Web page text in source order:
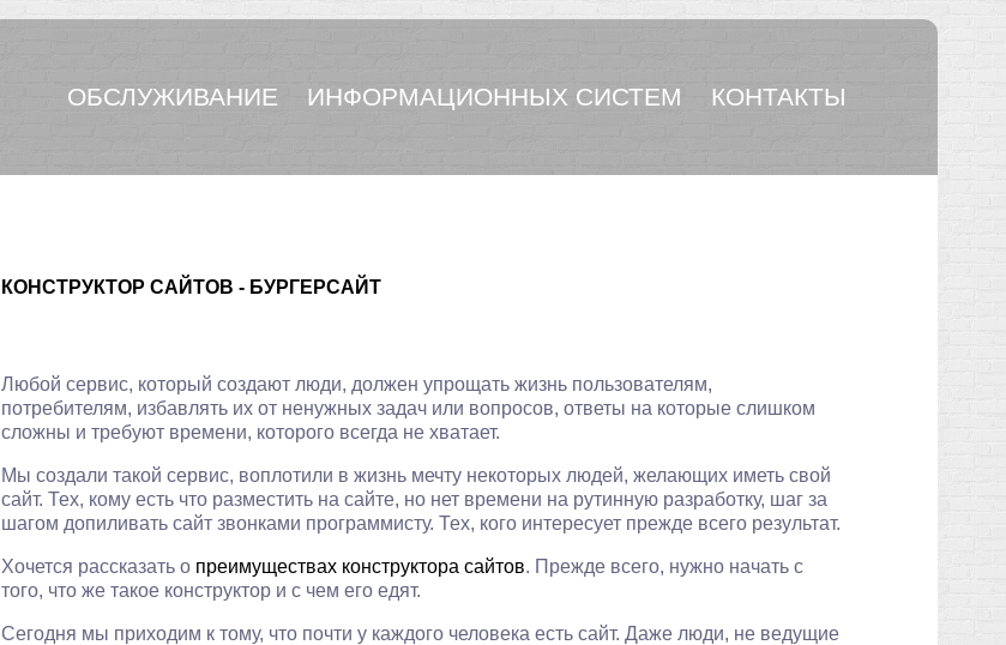
ОБСЛУЖИВАНИЕ ИНФОРМАЦИОННЫХ СИСТЕМ КОНТАКТЫ
КОНСТРУКТОР САЙТОВ - БУРГЕРСАЙТ
Любой сервис, который создают люди, должен упрощать жизнь пользователям,
потребителям, избавлять их от ненужных задач или вопросов, ответы на которые слишком
сложны и требуют времени, которого всегда не хватает.
Мы создали такой сервис, воплотили в жизнь мечту некоторых людей, желающих иметь свой
сайт. Тех, кому есть что разместить на сайте, но нет времени на рутинную разработку, шаг за
шагом допиливать сайт звонками программисту. Тех, кого интересует прежде всего результат.
Хочется рассказать о преимуществах конструктора сайтов. Прежде всего, нужно начать с
того, что же такое конструктор и с чем его едят.
Сегодня мы приходим к тому, что почти у каждого человека есть сайт. Даже люди, не ведущие